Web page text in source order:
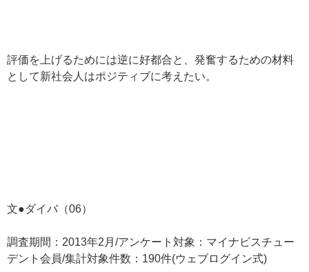
評価を上げるためには逆に好都合と、発奮するための材料
として新社会人はポジティブに考えたい。
文●ダイバ（06）
調査期間：2013年2月/アンケート対象：マイナビスチュー
デント会員/集計対象件数：190件(ウェブログイン式)